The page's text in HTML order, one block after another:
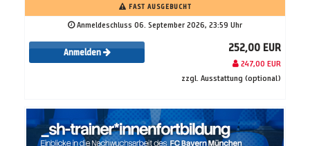
FAST AUSGEBUCHT
Anmeldeschluss 06. September 2026, 23:59 Uhr
Anmelden 252,00 EUR
247,00 EUR
zzgl. Ausstattung (optional)